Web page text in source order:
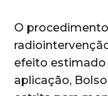
O
efeito estimado
aplicação,